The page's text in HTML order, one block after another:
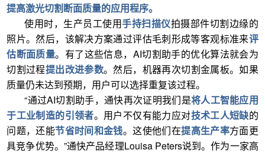
提高激光切割断面质量的应用程序。
使用时，生产员工使用手持扫描仪拍摄部件切割边缘的
照片。然后，该解决方案通过评估毛刺形成等客观标准来评
估断面质量。有了这些信息，AI切割助手的优化算法就会为
切割过程提出改进参数。然后，机器再次切割金属板。如果
质量仍未达到预期，用户可以选择重复该过程。
“通过AI切割助手，通快再次证明我们是将人工智能应用
于工业制造的引领者。用户不仅有能力应对技术工人短缺的
问题，还能节省时间和金钱。这使他们在提高生产率方面更
具竞争优势。”通快产品经理Louisa Peters说到。作为一家高